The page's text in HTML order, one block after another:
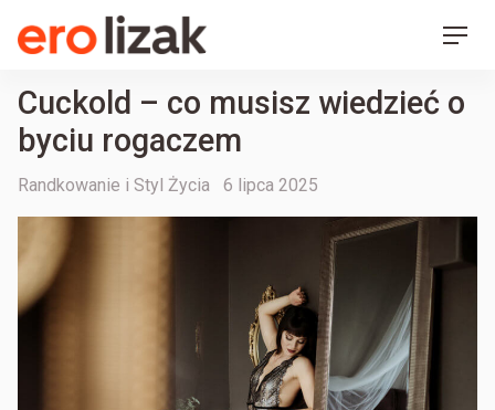
SkipEro Lizak
Cuckold – co musisz wiedzieć o
byciu rogaczem
Categories
Randkowanie i Styl Życia
Posted
6 lipca 2025